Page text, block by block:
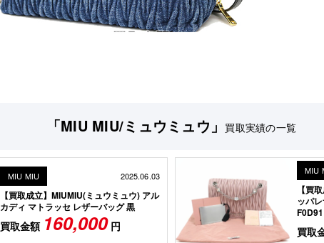
「MIU MIU/ミュウミュウ」 買取実績の一覧
MIU MIU 2025.06.03
【買取成立】MIUMIU(ミュウミュウ) アル
カディ マトラッセ レザーバッグ 黒
買取金額 160,000円
MIU
【買
ッパ
F0D91
買取